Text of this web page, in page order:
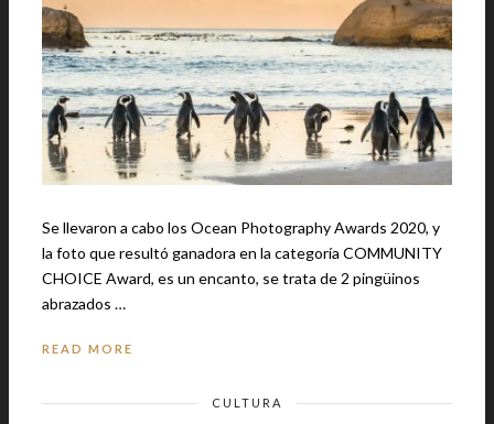
Se llevaron a cabo los Ocean Photography Awards 2020, y
la foto que resultó ganadora en la categoría COMMUNITY
CHOICE Award, es un encanto, se trata de 2 pingüinos
abrazados …
READ MORE
CULTURA